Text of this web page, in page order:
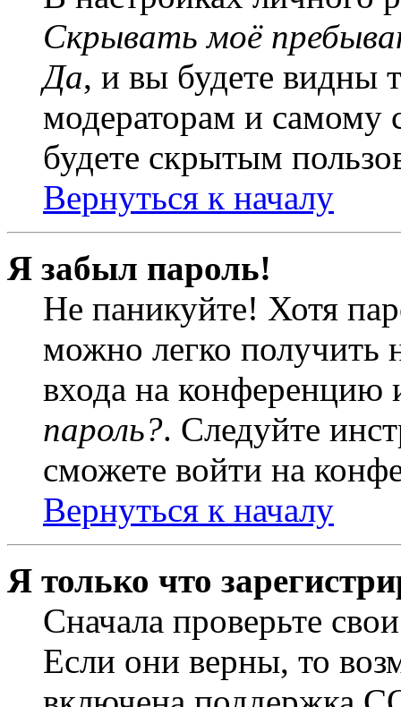
Скрывать моё
Да, и вы будете видны
модераторам и самому
будете скрытым
Вернуться к началу
Я забыл пароль!
Не паникуйте! Хотя
можно легко получить
входа на
пароль?. Следуйте
сможете войти на
Вернуться к началу
Я только что
Сначала проверьте
Если они верны, то